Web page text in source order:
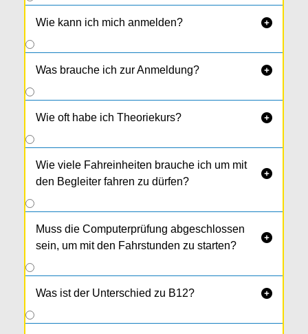
Wie kann ich mich anmelden? 
Was brauche ich zur Anmeldung? 
Wie oft habe ich Theoriekurs? 
Wie viele Fahreinheiten brauche ich um mit
den Begleiter fahren zu dürfen?

Muss die Computerprüfung abgeschlossen
sein, um mit den Fahrstunden zu starten?

Was ist der Unterschied zu B12? 